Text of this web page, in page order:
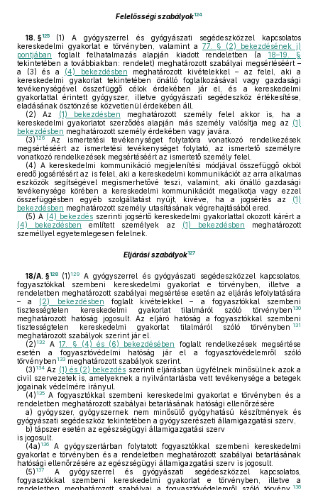
Felelősségi szabályok124
18. §125 (1) A gyógyszerrel és gyógyászati segédeszközzel kapcsolatos
kereskedelmi gyakorlat e törvényben, valamint a 77. § (2) bekezdésének j)
pontjában foglalt felhatalmazás alapján kiadott rendeletben (a 18–19. §
tekintetében a továbbiakban: rendelet) meghatározott szabályai megsértéséért –
a (3) és a (4) bekezdésben meghatározott kivételekkel – az felel, aki a
kereskedelmi gyakorlat tekintetében önálló foglalkozásával vagy gazdasági
tevékenységével összefüggő célok érdekében jár el, és a kereskedelmi
gyakorlattal érintett gyógyszer, illetve gyógyászati segédeszköz értékesítése,
eladásának ösztönzése közvetlenül érdekében áll.
(2) Az (1) bekezdésben meghatározott személy felel akkor is, ha a
kereskedelmi gyakorlatot szerződés alapján más személy valósítja meg az (1)
bekezdésben meghatározott személy érdekében vagy javára.
(3) 126
Az ismertetési tevékenységet folytatóra vonatkozó rendelkezések
megsértéséért az ismertetési tevékenységet folytató, az ismertető személyre
vonatkozó rendelkezések megsértéséért az ismertető személy felel.
(4) A kereskedelmi kommunikáció megjelenítési módjával összefüggő okból
eredő jogsértésért az is felel, aki a kereskedelmi kommunikációt az arra alkalmas
eszközök segítségével megismerhetővé teszi, valamint, aki önálló gazdasági
tevékenysége körében a kereskedelmi kommunikációt megalkotja vagy ezzel
összefüggésben egyéb szolgáltatást nyújt, kivéve, ha a jogsértés az (1)
bekezdésben meghatározott személy utasításának végrehajtásából ered.
(5) A (4) bekezdés szerinti jogsértő kereskedelmi gyakorlattal okozott kárért a
(4) bekezdésben említett személyek az (1) bekezdésben meghatározott
személlyel egyetemlegesen felelnek.
Eljárási szabályok127
18/A. §128 (1) 129
A gyógyszerrel és gyógyászati segédeszközzel kapcsolatos,
fogyasztókkal szembeni kereskedelmi gyakorlat e törvényben, illetve a
rendeletben meghatározott szabályai megsértése esetén az eljárás lefolytatására
– a (2) bekezdésben foglalt kivételekkel – a fogyasztókkal szembeni
tisztességtelen kereskedelmi gyakorlat tilalmáról szóló törvényben 130
meghatározott hatóság jogosult. Az eljáró hatóság a fogyasztókkal szembeni
tisztességtelen kereskedelmi gyakorlat tilalmáról szóló törvényben 131
meghatározott szabályok szerint jár el.
(2) 132 A17. § (4) és (6) bekezdésében
foglalt rendelkezések megsértése
esetén a fogyasztóvédelmi hatóság jár el a fogyasztóvédelemről szóló
törvényben 133 meghatározott szabályok szerint.
(3) 134 Az (1) és (2) bekezdés szerinti eljárásban ügyfélnek minősülnek azok a
civil szervezetek is, amelyeknek a nyilvántartásba vett tevékenysége a betegek
jogainak védelmére irányul.
(4) 135 A fogyasztókkal szembeni kereskedelmi gyakorlat e törvényben és a
rendeletben meghatározott szabályai betartásának hatósági ellenőrzésére
a) gyógyszer, gyógyszernek nem minősülő gyógyhatású készítmények és
gyógyászati segédeszköz tekintetében a gyógyszerészeti államigazgatási szerv,
b) tápszer esetén az egészségügyi államigazgatási szerv
is jogosult.
(4a) 136
A gyógyszertárban folytatott fogyasztókkal szembeni kereskedelmi
gyakorlat e törvényben és a rendeletben meghatározott szabályai betartásának
hatósági ellenőrzésére az egészségügyi államigazgatási szerv is jogosult.
(5) 137
A gyógyszerrel és gyógyászati segédeszközzel kapcsolatos,
fogyasztókkal szembeni kereskedelmi gyakorlat e törvényben, illetve a
138